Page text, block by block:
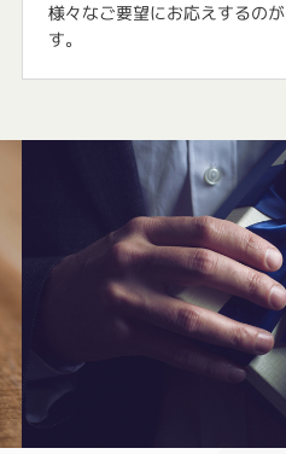
様々なご要望にお応えするの
す。